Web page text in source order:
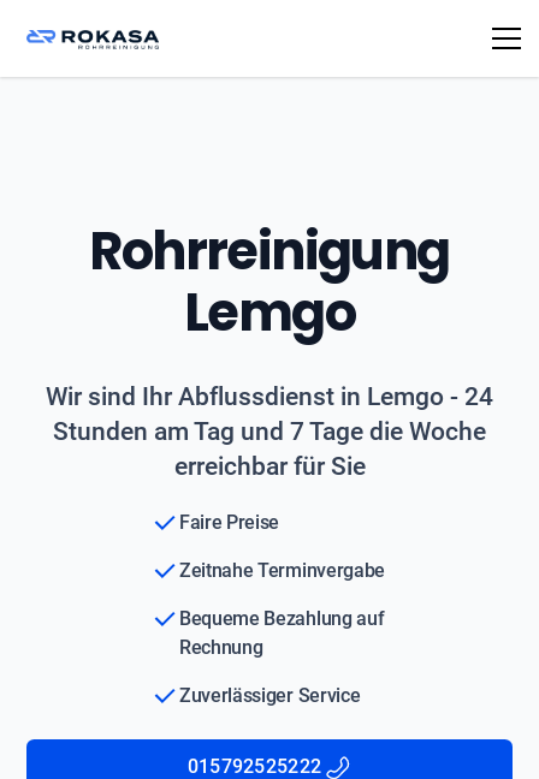
Rohrreinigung
Lemgo
Wir sind Ihr Abflussdienst in Lemgo - 24
Stunden am Tag und 7 Tage die Woche
erreichbar für Sie
Faire Preise
Zeitnahe Terminvergabe
Bequeme Bezahlung auf
Rechnung
Zuverlässiger Service
015792525222